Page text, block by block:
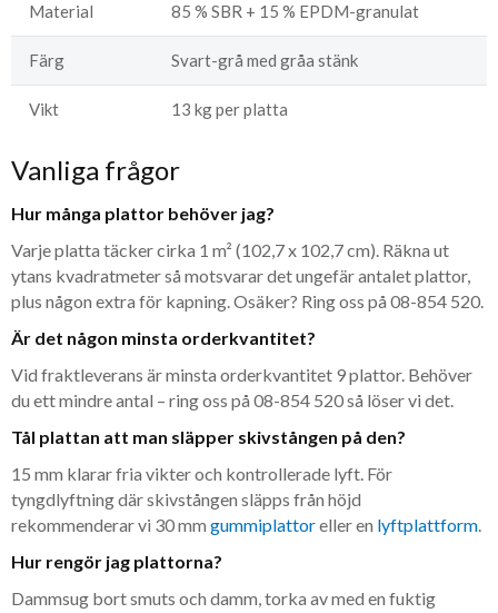
Material 85 % SBR + 15 % EPDM-granulat
Färg Svart-grå med gråa stänk
Vikt 13 kg per platta
Vanliga frågor
Hur många plattor behöver jag?
Varje platta täcker cirka 1 m² (102,7 x 102,7 cm). Räkna ut
ytans kvadratmeter så motsvarar det ungefär antalet plattor,
plus någon extra för kapning. Osäker? Ring oss på 08-854 520.
Är det någon minsta orderkvantitet?
Vid fraktleverans är minsta orderkvantitet 9 plattor. Behöver
du ett mindre antal – ring oss på 08-854 520 så löser vi det.
Tål plattan att man släpper skivstången på den?
15 mm klarar fria vikter och kontrollerade lyft. För
tyngdlyftning där skivstången släpps från höjd
rekommenderar vi 30 mm gummiplattoreller en lyftplattform.
Hur rengör jag plattorna?
Dammsug bort smuts och damm, torka av med en fuktig